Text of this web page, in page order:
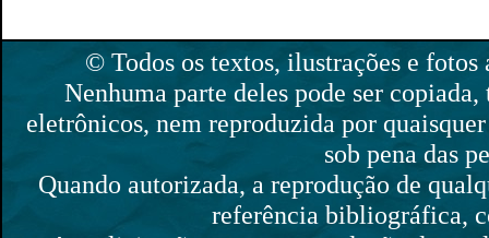
© Todos os textos, ilustrações e fotos
Nenhuma parte deles pode ser
eletrônicos, nem reproduzida por
sob pena das
Quando autorizada, a reprodução de
referência bibliográfica,